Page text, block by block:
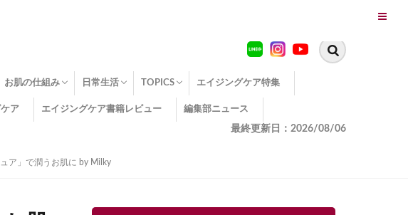
お肌の仕組み
エイジング
ターンオーバー
皮下組織
表皮
真皮
表皮常在菌
女性ホルモン
その他
日常生活
糖化
便秘
TOPICS
エイジングケア TOPICS
コラーゲンサプリの効果
エイジングケアクイズ
季節別のエイジングケア
幸福とエイジングケア
温活でアンチエイジング
イオン導入
エイジングケア3つのポイント
エイジングケアセミナー
エイジングケアトピックス
動画でみるエイジングケア
エイジングケア特集
ア エイジングケア書籍レビュー 編集部ニュース
最終更新日：2026/08/06
ア」で潤うお肌に by Milky